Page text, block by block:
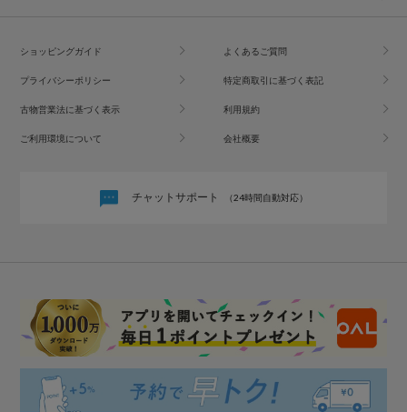
ショッピングガイド よくあるご質問
プライバシーポリシー 特定商取引に基づく表記
古物営業法に基づく表示 利用規約
ご利用環境について 会社概要
チャットサポート （24時間自動対応）